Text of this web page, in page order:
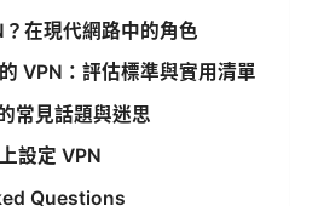
在現代網路中的角色
VPN：評估標準與實用清單
常見話題與迷思
設定 VPN
Questions